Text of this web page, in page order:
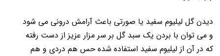
دیدن گل لیلیوم سفید یا صورتی باعث آرامش درونی می شود
و می توان با بردن یک سبد گل بر سر مزار عزیز از دست رفته
که در آن از لیلیوم سفید استفاده شده حس هم دردی و هم